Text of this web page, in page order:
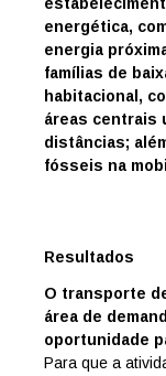
energética,
energia
famílias de
habitacional,
áreas centrais
distâncias;
fósseis na
Resultados
O transporte
área de
oportunidade
Para que a